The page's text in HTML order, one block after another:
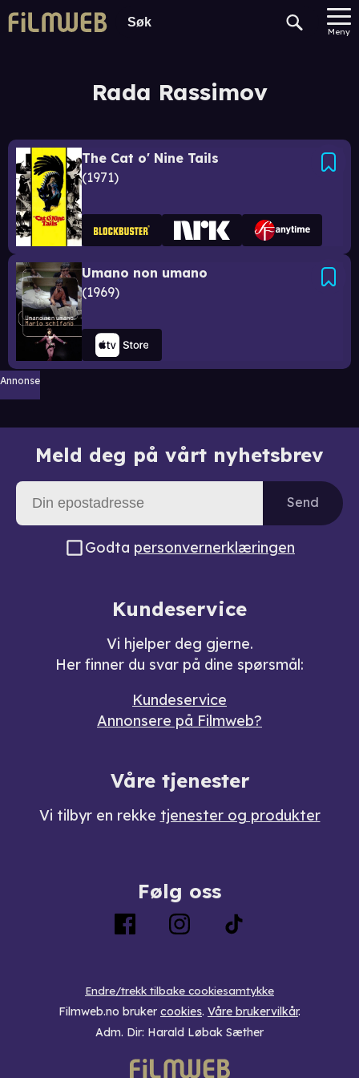
Meny
Rada Rassimov
The Cat o' Nine Tails
1971
Umano non umano
1969
Annonse
Meld deg på vårt nyhetsbrev
Send
Godta personvernerklæringen
Kundeservice
Vi hjelper deg gjerne.
Her finner du svar på dine spørsmål:
Kundeservice
Annonsere på Filmweb?
Våre tjenester
Vi tilbyr en rekke tjenester og produkter
Følg oss
Endre/trekk tilbake cookiesamtykke
Filmweb.no bruker cookies. Våre brukervilkår.
Adm. Dir: Harald Løbak Sæther